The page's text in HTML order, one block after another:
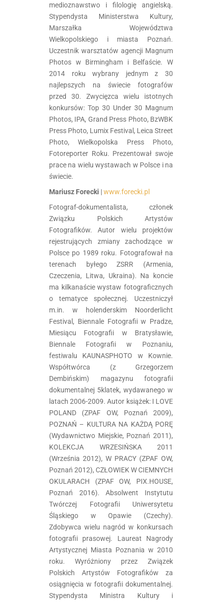
medioznawstwo i filologię angielską.
Stypendysta Ministerstwa Kultury,
Marszałka Województwa
Wielkopolskiego i miasta Poznań.
Uczestnik warsztatów agencji Magnum
Photos w Birmingham i Belfaście. W
2014 roku wybrany jednym z 30
najlepszych na świecie fotografów
przed 30. Zwycięzca wielu istotnych
konkursów: Top 30 Under 30 Magnum
Photos, IPA, Grand Press Photo, BzWBK
Press Photo, Lumix Festival, Leica Street
Photo, Wielkopolska Press Photo,
Fotoreporter Roku. Prezentował swoje
prace na wielu wystawach w Polsce i na
świecie.
Mariusz Forecki |www.forecki.pl
Fotograf-dokumentalista, członek
Związku Polskich Artystów
Fotografików. Autor wielu projektów
rejestrujących zmiany zachodzące w
Polsce po 1989 roku. Fotografował na
terenach byłego ZSRR (Armenia,
Czeczenia, Litwa, Ukraina). Na koncie
ma kilkanaście wystaw fotograficznych
o tematyce społecznej. Uczestniczył
m.in. w holenderskim Noorderlicht
Festival, Biennale Fotografii w Pradze,
Miesiącu Fotografii w Bratysławie,
Biennale Fotografii w Poznaniu,
festiwalu KAUNASPHOTO w Kownie.
Współtwórca (z Grzegorzem
Dembińskim) magazynu fotografii
dokumentalnej 5klatek, wydawanego w
latach 2006-2009. Autor książek: I LOVE
POLAND (ZPAF OW, Poznań 2009),
POZNAŃ – KULTURA NA KAŻDĄ PORĘ
(Wydawnictwo Miejskie, Poznań 2011),
KOLEKCJA WRZESIŃSKA 2011
(Września 2012), W PRACY (ZPAF OW,
Poznań 2012), CZŁOWIEK W CIEMNYCH
OKULARACH (ZPAF OW, PIX.HOUSE,
Poznań 2016). Absolwent Instytutu
Twórczej Fotografii Uniwersytetu
Śląskiego w Opawie (Czechy).
Zdobywca wielu nagród w konkursach
fotografii prasowej. Laureat Nagrody
Artystycznej Miasta Poznania w 2010
roku. Wyróżniony przez Związek
Polskich Artystów Fotografików za
osiągnięcia w fotografii dokumentalnej.
Stypendysta Ministra Kultury i